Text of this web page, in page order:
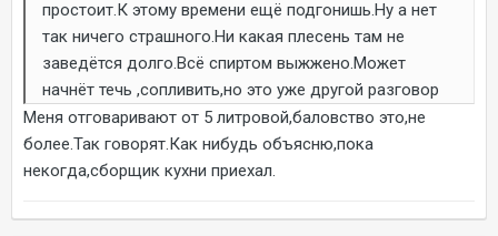
простоит.К этому времени ещё подгонишь.Ну а нет
так ничего страшного.Ни какая плесень там не
заведётся долго.Всё спиртом выжжено.Может
начнёт течь ,сопливить,но это уже другой разговор
Меня отговаривают от 5 литровой,баловство это,не
более.Так говорят.Как нибудь объясню,пока
некогда,сборщик кухни приехал.